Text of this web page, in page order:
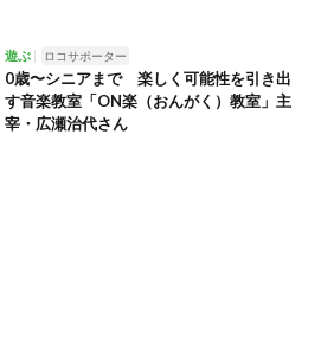
遊ぶ ロコサポーター
0歳〜シニアまで 楽しく可能性を引き出
す音楽教室「ON楽（おんがく）教室」主
宰・広瀬治代さん